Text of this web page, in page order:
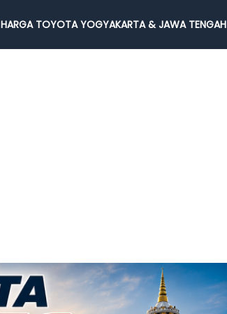
HARGA TOYOTA YOGYAKARTA & JAWA TENGAH